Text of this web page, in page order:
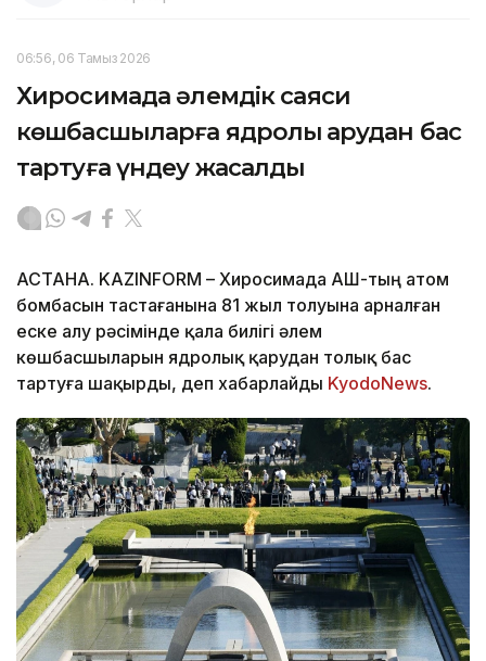
06:56, 06 Тамыз 2026
Хиросимада әлемдік саяси
көшбасшыларға ядролық қарудан бас
тартуға үндеу жасалды
АСТАНА. KAZINFORM – Хиросимада АҚШ-тың атом
бомбасын тастағанына 81 жыл толуына арналған
еске алу рәсімінде қала билігі әлем
көшбасшыларын ядролық қарудан толық бас
тартуға шақырды, деп хабарлайды KyodoNews.